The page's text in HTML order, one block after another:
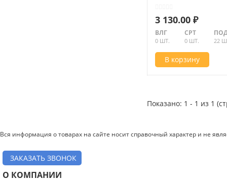
3 130.00 ₽
ВЛГ
0 ШТ.
СРТ
0 ШТ. 22
В корзину
Показано: 1 - 1 из 1
Вся информация о товарах на сайте носит справочный характер и не
ЗАКАЗАТЬ ЗВОНОК
О КОМПАНИИ